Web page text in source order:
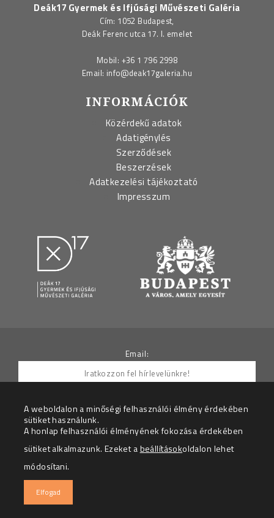
Deák17 Gyermek és Ifjúsági Művészeti Galéria
Cím: 1052 Budapest,
Deák Ferenc utca 17. I. emelet
Mobil: +36 1 796 2998
Email: info@deak17galeria.hu
INFORMÁCIÓK
Közérdekű adatok
Adatigénylés
Szerződések
Beszerzések
Adatkezelési tájékoztató
Impresszum
Email:
Hozzájárulok ahhoz, hogy az Adatkezelő részemre
Az adatkezelési tájékoztatót megértettem.
© 2026 – Deák 17 Gyermek és Ifjúsági Galéria – Minden
A weboldalon a minőségi felhasználói élmény érdekében
sütiket használunk.
A honlap felhasználói élményének fokozása érdekében
sütiket alkalmazunk. Ezeket abeállításokoldalon lehet
módosítani.
Elfogad